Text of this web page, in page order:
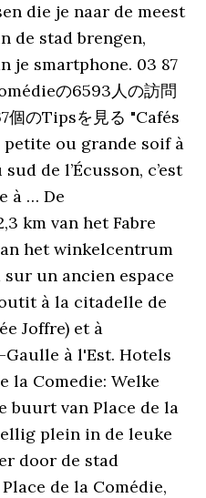
die je naar de meest
de stad brengen,
je smartphone. 03 87
の6593人の訪問
個のTipsを見る "Cafés
petite ou grande soif à
de l’Écusson, c’est
à … De
km van het Fabre
het winkelcentrum
un ancien espace
à la citadelle de
Joffre) et à
à l'Est. Hotels
la Comedie: Welke
buurt van Place de la
plein in de leuke
door de stad
de la Comédie,